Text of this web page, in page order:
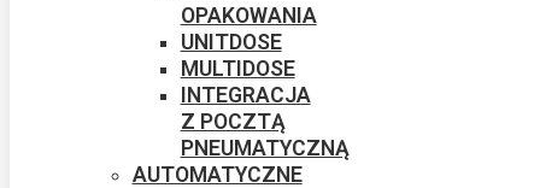
OPAKOWANIA
UNITDOSE
MULTIDOSE
INTEGRACJA
Z POCZTĄ
PNEUMATYCZNĄ
AUTOMATYCZNE